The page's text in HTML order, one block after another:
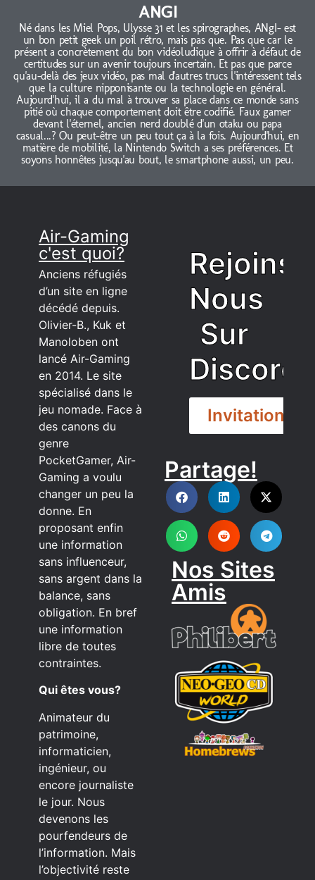
ANGI
Né dans les Miel Pops, Ulysse 31 et les spirographes, ANgI- est
un bon petit geek un poil rétro, mais pas que. Pas que car le
présent a concrètement du bon vidéoludique à offrir à défaut de
certitudes sur un avenir toujours incertain. Et pas que parce
qu'au-delà des jeux vidéo, pas mal d'autres trucs l'intéressent tels
que la culture nipponisante ou la technologie en général.
Aujourd'hui, il a du mal à trouver sa place dans ce monde sans
pitié où chaque comportement doit être codifié. Faux gamer
devant l'éternel, ancien nerd doublé d'un otaku ou papa
casual...? Ou peut-être un peu tout ça à la fois. Aujourd'hui, en
matière de mobilité, la Nintendo Switch a ses préférences. Et
soyons honnêtes jusqu'au bout, le smartphone aussi, un peu.
Air-Gaming
c'est quoi?
Anciens réfugiés
d’un site en ligne
décédé depuis.
Olivier-B., Kuk et
Manoloben ont
lancé Air-Gaming
en 2014. Le site
spécialisé dans le
jeu nomade. Face à
des canons du
genre
PocketGamer, Air-
Gaming a voulu
changer un peu la
donne. En
proposant enfin
une information
sans influenceur,
sans argent dans la
balance, sans
obligation. En bref
une information
libre de toutes
contraintes.
Qui êtes vous?
Animateur du
patrimoine,
informaticien,
ingénieur, ou
encore journaliste
le jour. Nous
devenons les
pourfendeurs de
l’information. Mais
l’objectivité reste
Rejoins
Nous
Sur
Discord
Invitation
DISCORD
Partage!
Nos Sites
Amis